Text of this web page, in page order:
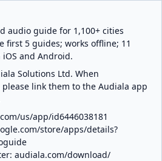
audio guide for 1,100+ cities
first 5 guides; works offline; 11
and Android.
Solutions Ltd. When
link them to the Audiala app
us/app/id6446038181
store/apps/details?
audiala.com/download/